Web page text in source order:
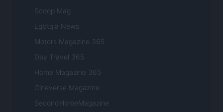
Scoop Mag
Lgbtqia News
Motors Magazine 365
Day Travel 365
Home Magazine 365
Cineverse Magazine
SecondHomeMagazine